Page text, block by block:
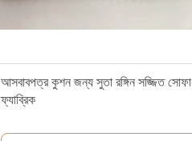
আসবাবপত্র কুশন জন্য সুতা রঙ্গিন সজ্জিত সোফা
ফ্যাব্রিক